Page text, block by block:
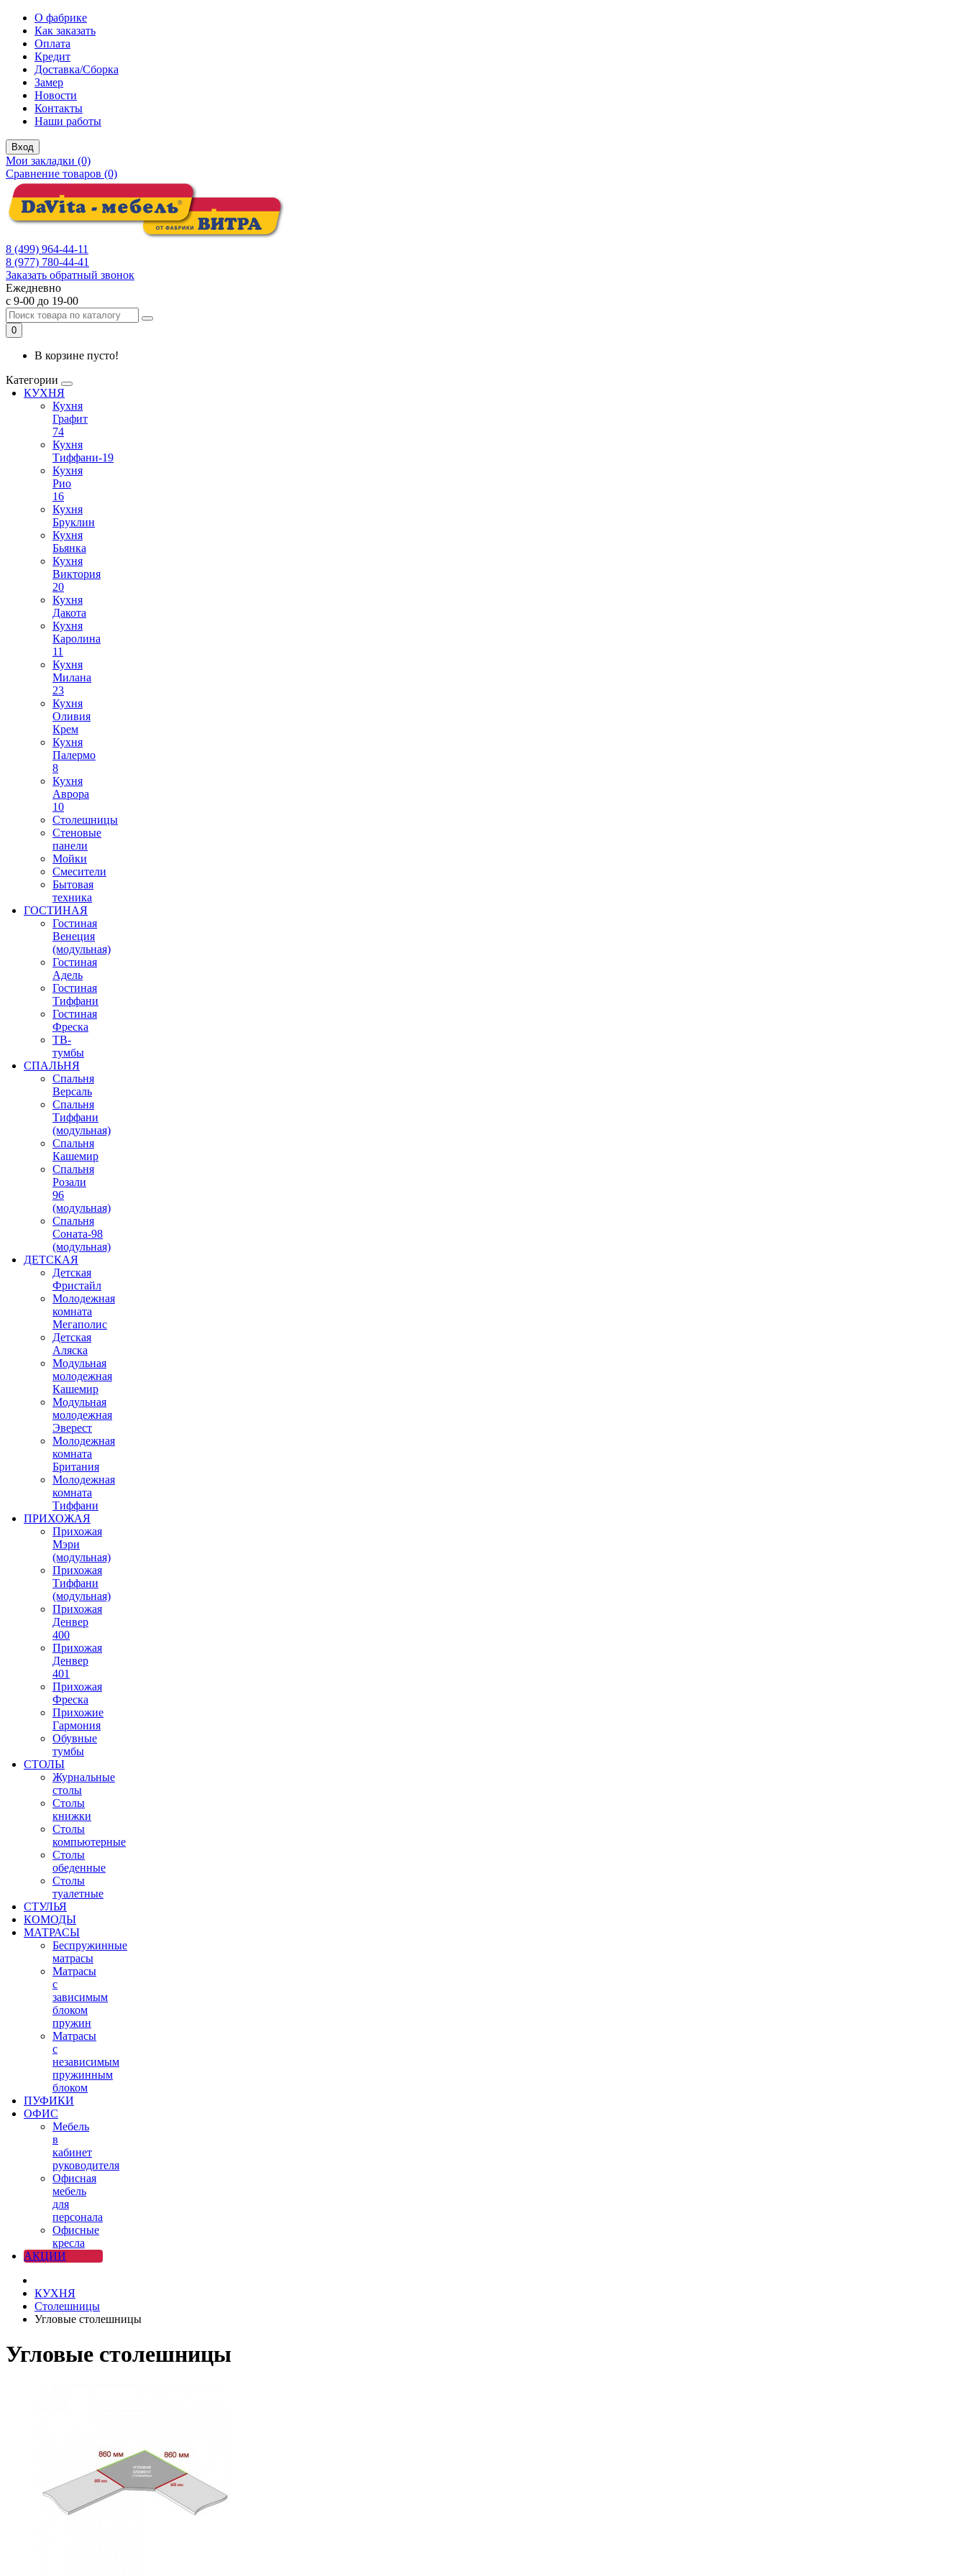
О фабрике
Как заказать
Оплата
Кредит
Доставка/Сборка
Замер
Новости
Контакты
Наши работы
Вход
Мои закладки (0)
Сравнение товаров (0)
8 (499) 964-44-11
8 (977) 780-44-41
Заказать обратный звонок
Ежедневно
с 9-00 до 19-00
0
В корзине пусто!
Категории
КУХНЯ
Кухня
Графит
74
Кухня
Тиффани-19
Кухня
Рио
16
Кухня
Бруклин
Кухня
Бьянка
Кухня
Виктория
20
Кухня
Дакота
Кухня
Каролина
11
Кухня
Милана
23
Кухня
Оливия
Крем
Кухня
Палермо
8
Кухня
Аврора
10
Столешницы
Стеновые
панели
Мойки
Смесители
Бытовая
техника
ГОСТИНАЯ
Гостиная
Венеция
(модульная)
Гостиная
Адель
Гостиная
Тиффани
Гостиная
Фреска
ТВ-
тумбы
СПАЛЬНЯ
Спальня
Версаль
Спальня
Тиффани
(модульная)
Спальня
Кашемир
Спальня
Розали
96
(модульная)
Спальня
Соната-98
(модульная)
ДЕТСКАЯ
Детская
Фристайл
Молодежная
комната
Мегаполис
Детская
Аляска
Модульная
молодежная
Кашемир
Модульная
молодежная
Эверест
Молодежная
комната
Британия
Молодежная
комната
Тиффани
ПРИХОЖАЯ
Прихожая
Мэри
(модульная)
Прихожая
Тиффани
(модульная)
Прихожая
Денвер
400
Прихожая
Денвер
401
Прихожая
Фреска
Прихожие
Гармония
Обувные
тумбы
СТОЛЫ
Журнальные
столы
Столы
книжки
Столы
компьютерные
Столы
обеденные
Столы
туалетные
СТУЛЬЯ
КОМОДЫ
МАТРАСЫ
Беспружинные
матрасы
Матрасы
с
зависимым
блоком
пружин
Матрасы
с
независимым
пружинным
блоком
ПУФИКИ
ОФИС
Мебель
в
кабинет
руководителя
Офисная
мебель
для
персонала
Офисные
кресла
АКЦИИ
КУХНЯ
Столешницы
Угловые столешницы
Угловые столешницы